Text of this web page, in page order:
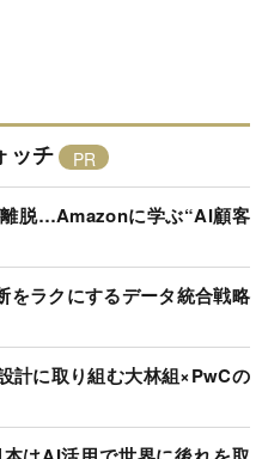
ッチ
離脱…Amazonに学ぶ“AI顧客
をラクにするデータ統合戦略
計に取り組む大林組×PwCの